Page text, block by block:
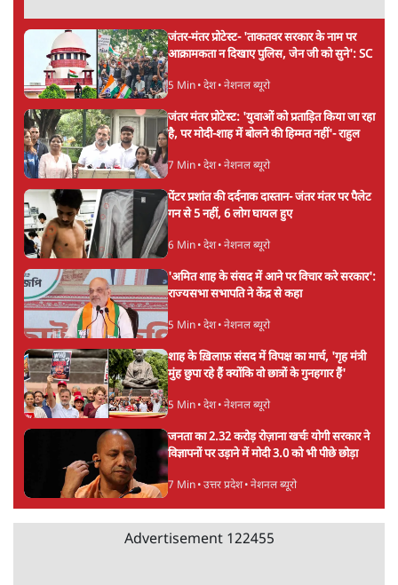
जंतर-मंतर प्रोटेस्ट- 'ताकतवर सरकार के नाम पर
आक्रामकता न दिखाए पुलिस, जेन जी को सुने': SC
5 Min• देश• नेशनल ब्यूरो
जंतर मंतर प्रोटेस्ट: 'युवाओं को प्रताड़ित किया जा रहा
है, पर मोदी-शाह में बोलने की हिम्मत नहीं'- राहुल
7 Min• देश• नेशनल ब्यूरो
पेंटर प्रशांत की दर्दनाक दास्तान- जंतर मंतर पर पैलेट
गन से 5 नहीं, 6 लोग घायल हुए
6 Min• देश• नेशनल ब्यूरो
'अमित शाह के संसद में आने पर विचार करे सरकार':
राज्यसभा सभापति ने केंद्र से कहा
5 Min• देश• नेशनल ब्यूरो
शाह के ख़िलाफ़ संसद में विपक्ष का मार्च, 'गृह मंत्री
मुंह छुपा रहे हैं क्योंकि वो छात्रों के गुनहगार हैं'
5 Min• देश• नेशनल ब्यूरो
जनता का 2.32 करोड़ रोज़ाना खर्चः योगी सरकार ने
विज्ञापनों पर उड़ाने में मोदी 3.0 को भी पीछे छोड़ा
7 Min• उत्तर प्रदेश• नेशनल ब्यूरो
Advertisement 122455